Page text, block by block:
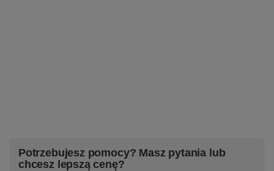
Potrzebujesz pomocy? Masz pytania lub
chcesz lepszą cenę?